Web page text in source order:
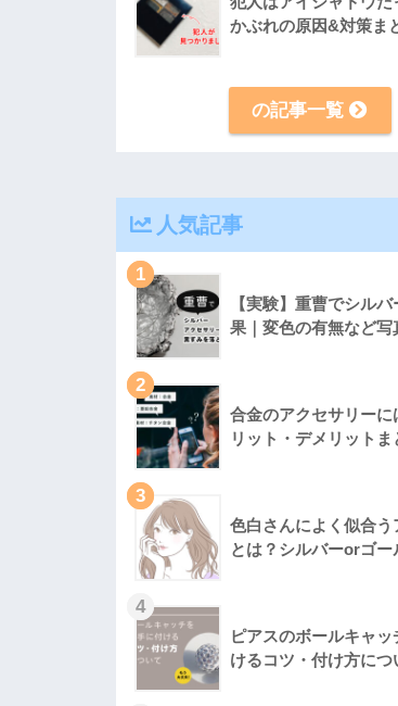
かぶれの原因&対策ま
の記事一覧
人気記事
1
【実験】重曹でシル
果｜変色の有無など写
2
合金のアクセサリーに
リット・デメリットま
3
色白さんによく似合う
とは？シルバーorゴー
4
ピアスのボールキャ
けるコツ・付け方につ